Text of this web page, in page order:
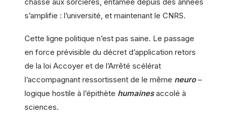
s’amplifie : l’université, et maintenant le CNRS.
Cette ligne politique n’est pas saine. Le passage
en force prévisible du décret d’application retors
de la loi Accoyer et de l’Arrêté scélérat
l’accompagnant ressortissent de le même neuro –
logique hostile à l’épithète humaines accolé à
sciences.